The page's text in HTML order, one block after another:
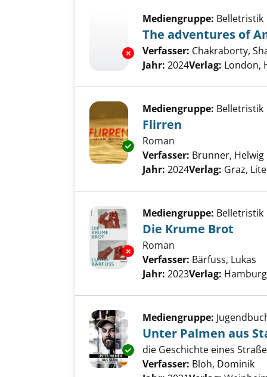
Exemplar-Details von The
Mediengruppe: Belletristik
The adventures of
Verfasser: Chakraborty,
Jahr: 2024Verlag: London,
Exemplar-Details von Flirren
Mediengruppe: Belletristik
Flirren
Roman
Verfasser: Brunner, Helwig
Jahr: 2024Verlag: Graz,
Exemplar-Details von Die
Mediengruppe: Belletristik
Die Krume Brot
Roman
Verfasser: Bärfuss, Lukas
Jahr: 2023Verlag:
Exemplar-Details von Unter
Mediengruppe:
Unter Palmen aus
die Geschichte eines
Verfasser: Bloh, Dominik